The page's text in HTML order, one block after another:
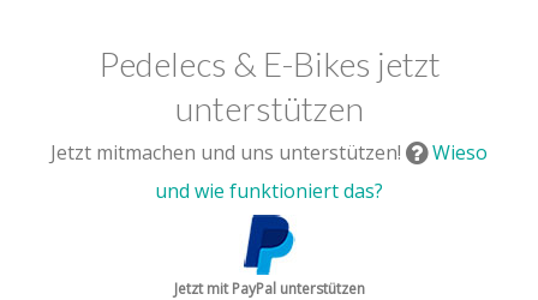
Pedelecs & E-Bikes jetzt
unterstützen
Jetzt mitmachen und uns unterstützen!
Wieso
und wie funktioniert das?
Jetzt mit PayPal unterstützen